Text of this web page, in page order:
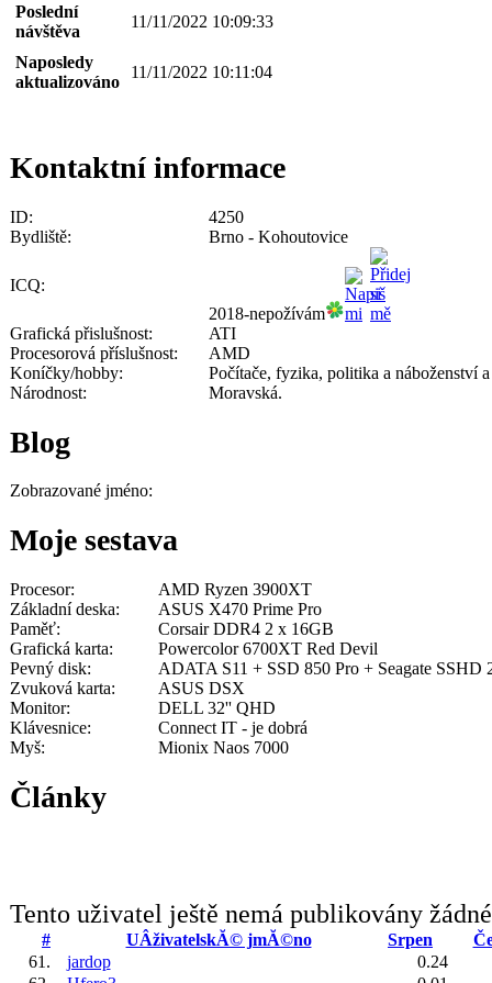
Poslední
návštěva
11/11/2022 10:09:33
Naposledy
aktualizováno
11/11/2022 10:11:04
Kontaktní informace
ID:
4250
Bydliště:
Brno - Kohoutovice
ICQ:
2018-nepožívám
Grafická přislušnost:
ATI
Procesorová příslušnost:
AMD
Koníčky/hobby:
Počítače, fyzika, politika a náboženství
Národnost:
Moravská.
Blog
Zobrazované jméno:
Moje sestava
Procesor:
AMD Ryzen 3900XT
Základní deska:
ASUS X470 Prime Pro
Paměť:
Corsair DDR4 2 x 16GB
Grafická karta:
Powercolor 6700XT Red Devil
Pevný disk:
ADATA S11 + SSD 850 Pro + Seagate SSHD
Zvuková karta:
ASUS DSX
Monitor:
DELL 32'' QHD
Klávesnice:
Connect IT - je dobrá
Myš:
Mionix Naos 7000
Články
Tento uživatel ještě nemá publikovány
# UÂživatelskĂ© jmĂ©no Srpen
61.
jardop
0.24